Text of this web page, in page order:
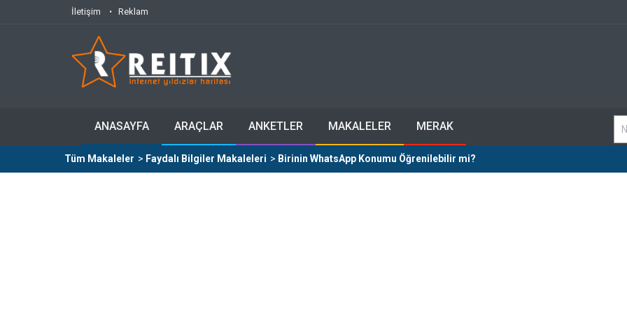
İletişim Reklam
ANASAYFA ARAÇLAR ANKETLER MAKALELER MERAK
Tüm Makaleler > Faydalı Bilgiler Makaleleri > Birinin WhatsApp Konumu Öğrenilebilir mi?